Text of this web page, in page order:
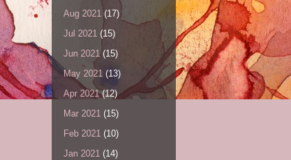
Aug 2021 (17)
Jul 2021 (15)
Jun 2021(15)
May 2021 (13)
Apr 2021(12)
Mar 2021 (15)
Feb 2021 (10)
Jan 2021 (14)